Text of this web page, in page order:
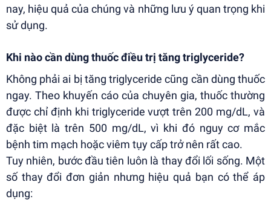
nay, hiệu quả của chúng và những lưu ý quan trọng khi
sử dụng.
Khi nào cần dùng thuốc điều trị tăng triglyceride?
Không phải ai bị tăng triglyceride cũng cần dùng thuốc
ngay. Theo khuyến cáo của chuyên gia, thuốc thường
được chỉ định khi triglyceride vượt trên 200 mg/dL, và
đặc biệt là trên 500 mg/dL, vì khi đó nguy cơ mắc
bệnh tim mạch hoặc viêm tụy cấp trở nên rất cao.
Tuy nhiên, bước đầu tiên luôn là thay đổi lối sống. Một
số thay đổi đơn giản nhưng hiệu quả bạn có thể áp
dụng: